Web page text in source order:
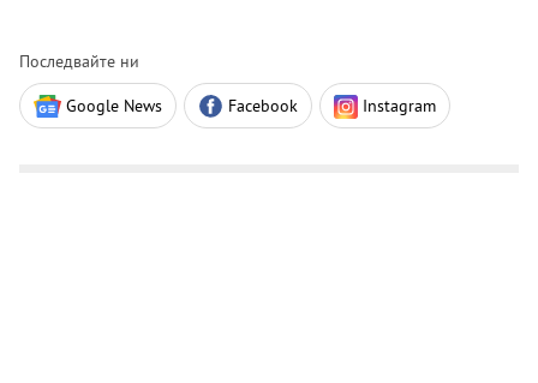
Последвайте ни
Google News Facebook Instagram